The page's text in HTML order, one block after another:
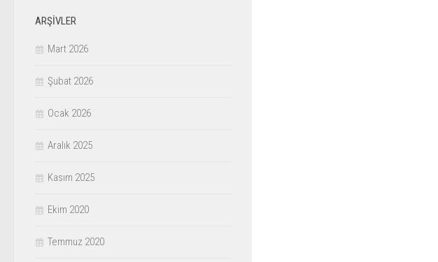
ARŞIVLER
Mart 2026
Şubat 2026
Ocak 2026
Aralık 2025
Kasım 2025
Ekim 2020
Temmuz 2020